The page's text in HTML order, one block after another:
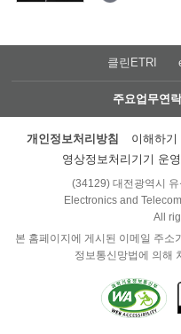
클린ETRI
주요업무연
개인정보처리방침 이해하기
영상정보처리기기 운
(34129) 대전광역시
Electronics and
All
본 홈페이지에 게시된 이메일 주소
정보통신망법에 의해